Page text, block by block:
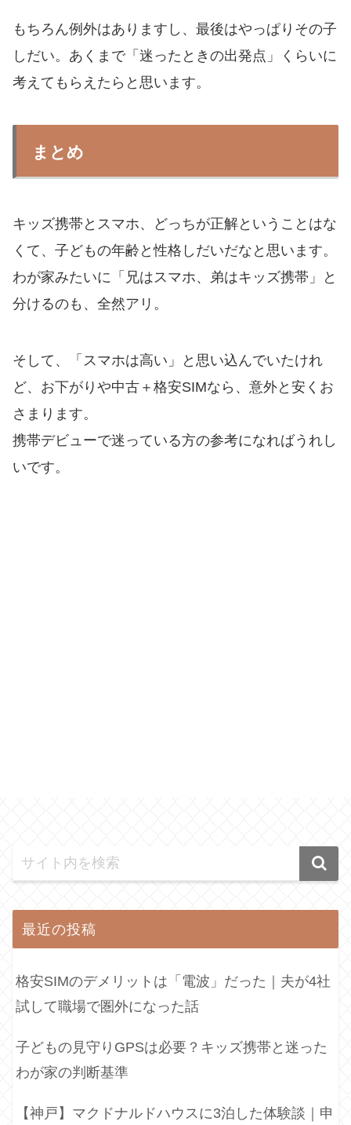
もちろん例外はありますし、最後はやっぱりその子
しだい。あくまで「迷ったときの出発点」くらいに
考えてもらえたらと思います。
まとめ
キッズ携帯とスマホ、どっちが正解ということはな
くて、子どもの年齢と性格しだいだなと思います。
わが家みたいに「兄はスマホ、弟はキッズ携帯」と
分けるのも、全然アリ。
そして、「スマホは高い」と思い込んでいたけれ
ど、お下がりや中古＋格安SIMなら、意外と安くお
さまります。
携帯デビューで迷っている方の参考になればうれし
いです。
最近の投稿
格安SIMのデメリットは「電波」だった｜夫が4社
試して職場で圏外になった話
子どもの見守りGPSは必要？キッズ携帯と迷った
わが家の判断基準
【神戸】マクドナルドハウスに3泊した体験談｜申